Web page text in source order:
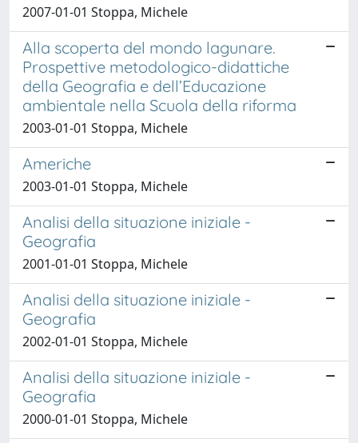
2007-01-01 Stoppa, Michele
Alla scoperta del mondo lagunare.
Prospettive metodologico-didattiche
della Geografia e dell’Educazione
ambientale nella Scuola della riforma
2003-01-01 Stoppa, Michele
Americhe
2003-01-01 Stoppa, Michele
Analisi della situazione iniziale -
Geografia
2001-01-01 Stoppa, Michele
Analisi della situazione iniziale -
Geografia
2002-01-01 Stoppa, Michele
Analisi della situazione iniziale -
Geografia
2000-01-01 Stoppa, Michele